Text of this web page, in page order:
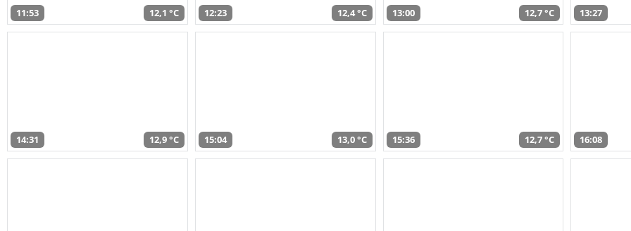
11:53 12,1 °C 12:23 12,4 °C 13:00 12,7 °C 13:27
14:31 12,9 °C 15:04 13,0 °C 15:36 12,7 °C 16:08